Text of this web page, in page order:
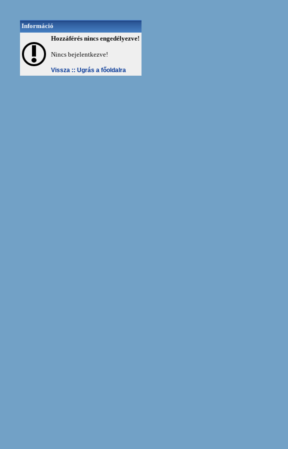
Információ
Hozzáférés nincs engedélyezve!
Nincs bejelentkezve!
Vissza :: Ugrás a főoldalra